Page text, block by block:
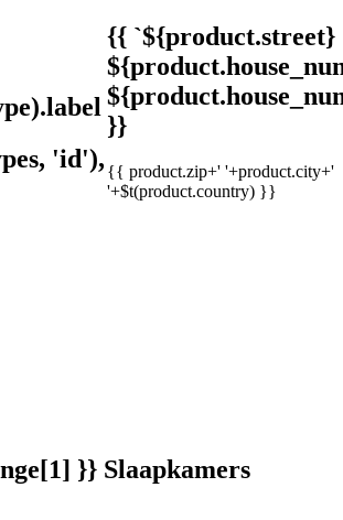
}}
'id'), subType).label }}
}} Slaapkamers
{{ `${product.street}
}}
{{ product.zip+' '+product.city+'
'+$t(product.country) }}